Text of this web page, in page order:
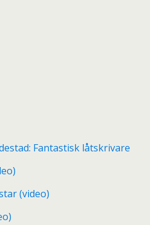
Fantastisk låtskrivare
(video)